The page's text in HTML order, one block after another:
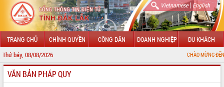
Vietnamese| English
TRANG CHỦ CHÍNH QUYỀN CÔNG DÂN DOANH NGHIỆP DU KHÁCH
Thứ bảy, 08/08/2026 CHÀO MỪNG ĐẾN VỚI CỔNG
GIỚI THIỆU
VĂN BẢN PHÁP QUY